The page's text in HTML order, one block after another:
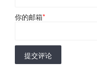
你的邮箱*
提交评论